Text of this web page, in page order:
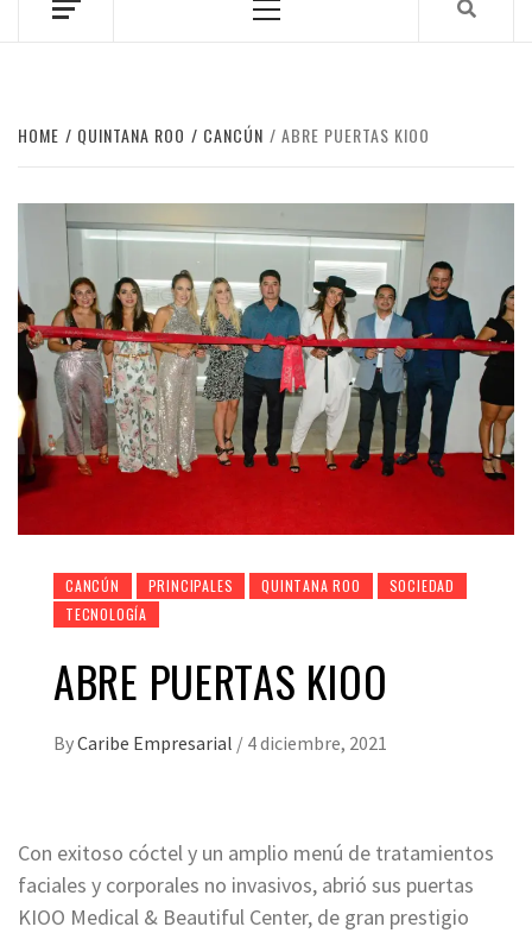
Menu
HOME QUINTANA ROO CANCÚN ABRE PUERTAS KIOO
CANCÚN PRINCIPALES QUINTANA ROO
SOCIEDAD
TECNOLOGÍA
ABRE PUERTAS KIOO
ByCaribe Empresarial / 4 diciembre, 2021
Con exitoso cóctel y un amplio menú de tratamientos
faciales y corporales no invasivos, abrió sus puertas
KIOO Medical & Beautiful Center, de gran prestigio